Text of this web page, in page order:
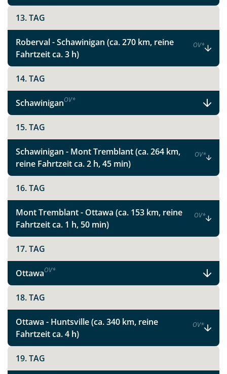
Faszinierende Nationalparks und
Facebook
Instagram
X
WhatsApp
Telegram
per E-Mail senden
Link kopieren
13. TAG
Roberval - Schawinigan (ca. 270 km, reine
Fahrtzeit ca. 3 h)
OV*
14. TAG
SchawiniganOV*
15. TAG
Schawinigan - Mont Tremblant (ca. 264 km,
reine Fahrtzeit ca. 2 h, 45 min)
OV*
16. TAG
Mont Tremblant - Ottawa (ca. 153 km, reine
Fahrtzeit ca. 1 h, 50 min)
OV*
17. TAG
OttawaOV*
18. TAG
Ottawa - Huntsville (ca. 340 km, reine
Fahrtzeit ca. 4 h)
OV*
19. TAG